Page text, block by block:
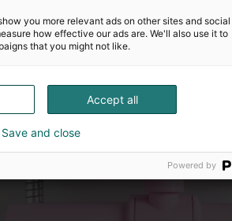
you more relevant ads on other sites and social
how effective our ads are. We'll also use it to
that you might not like.
Accept all
Save and close
Powered by